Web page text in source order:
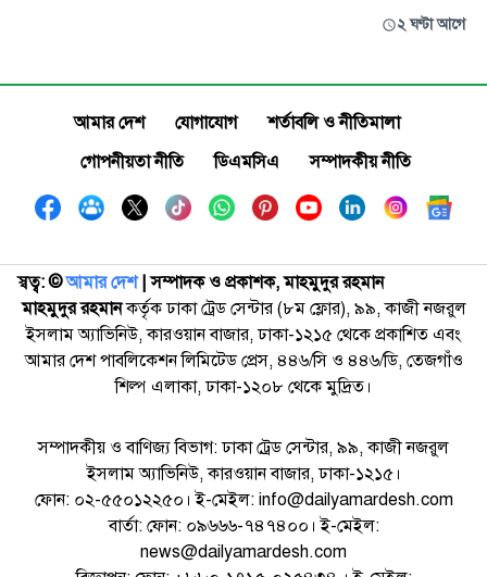
২ ঘণ্টা আগে
আমার দেশ যোগাযোগ
শর্তাবলি ও নীতিমালা
গোপনীয়তা নীতি
ডিএমসিএ সম্পাদকীয় নীতি
স্বত্ব: ©️আমার দেশ| সম্পাদক ও প্রকাশক, মাহমুদুর রহমান
মাহমুদুর রহমানকর্তৃক ঢাকা ট্রেড সেন্টার (৮ম ফ্লোর), ৯৯, কাজী নজরুল
ইসলাম অ্যাভিনিউ, কারওয়ান বাজার, ঢাকা-১২১৫ থেকে প্রকাশিত এবং
আমার দেশ পাবলিকেশন লিমিটেড প্রেস, ৪৪৬/সি ও ৪৪৬/ডি, তেজগাঁও
শিল্প এলাকা, ঢাকা-১২০৮ থেকে মুদ্রিত।
সম্পাদকীয় ও বাণিজ্য বিভাগ: ঢাকা ট্রেড সেন্টার, ৯৯, কাজী নজরুল
ইসলাম অ্যাভিনিউ, কারওয়ান বাজার, ঢাকা-১২১৫।
ফোন: ০২-৫৫০১২২৫০। ই-মেইল: info@dailyamardesh.com
বার্তা: ফোন: ০৯৬৬৬-৭৪৭৪০০। ই-মেইল:
news@dailyamardesh.com